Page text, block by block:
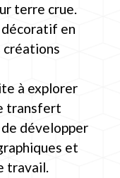
terre crue.
en
créations
à explorer
transfert
développer
et
travail.